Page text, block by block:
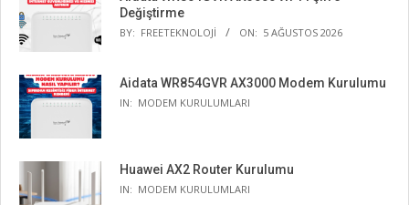
Değiştirme
BY: FREETEKNOLOJI ON: 5 AĞUSTOS 2026
Aidata WR854GVR AX3000 Modem Kurulumu
IN: MODEM KURULUMLARI
Huawei AX2 Router Kurulumu
IN: MODEM KURULUMLARI